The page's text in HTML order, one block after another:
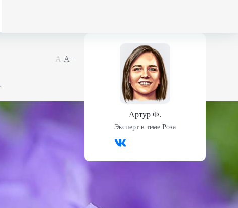
А-А+
Артур Ф.
Эксперт в теме Роза